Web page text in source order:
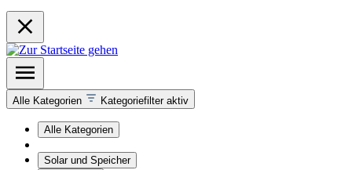
Alle Kategorien Kategoriefilter aktiv
Alle Kategorien
Solar und Speicher